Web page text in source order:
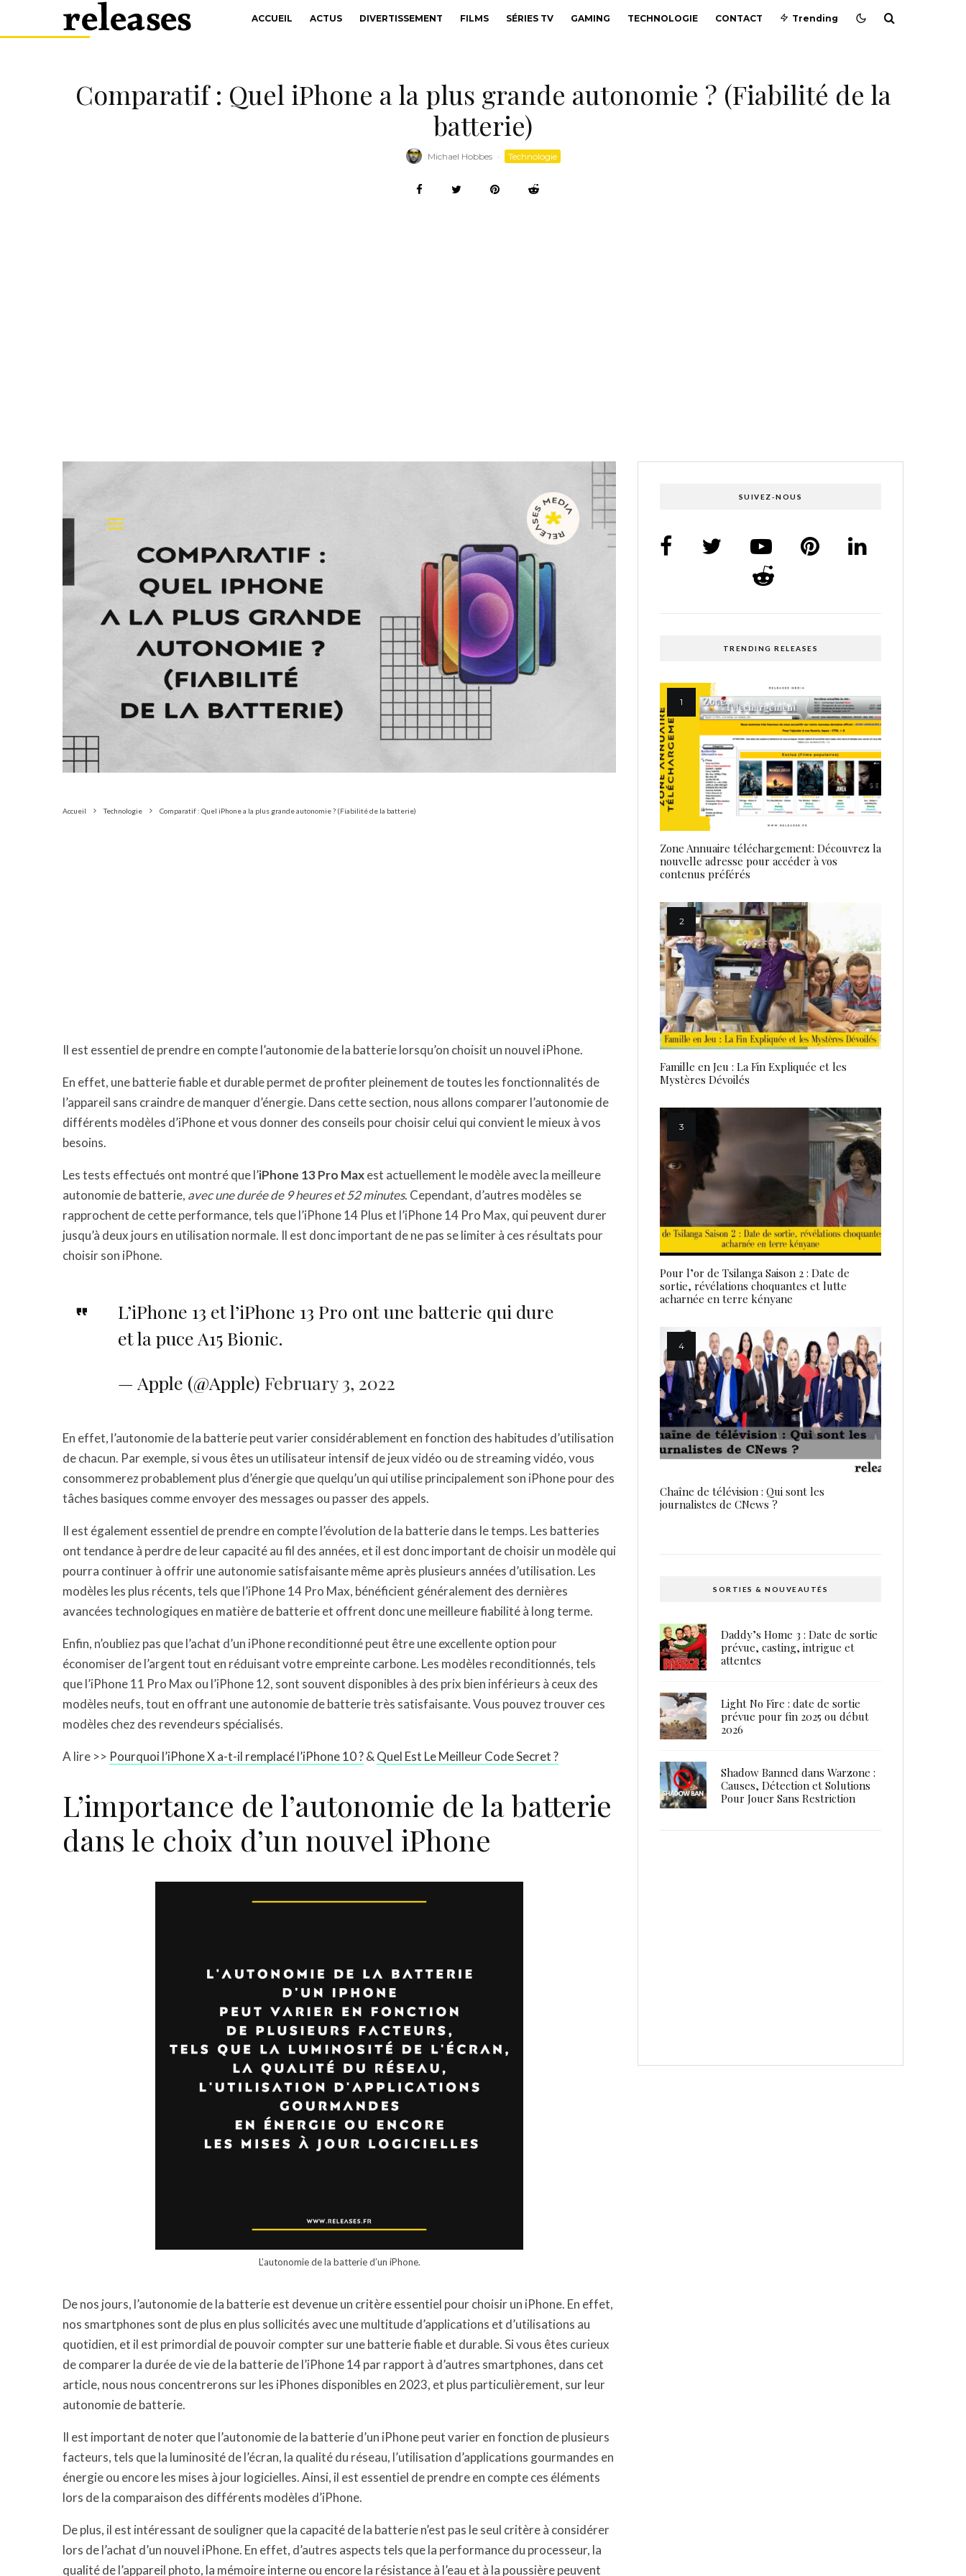
ACCUEIL ACTUS DIVERTISSEMENT FILMS SÉRIES TV GAMING TECHNOLOGIE CONTACT Trending
Comparatif : Quel iPhone a la plus grande autonomie ? (Fiabilité de la
batterie)
Michael Hobbes · Technologie
Accueil Technologie Comparatif : Quel iPhone a la plus grande autonomie ? (Fiabilité de la batterie)
Il est essentiel de prendre en compte l’autonomie de la batterie lorsqu’on choisit un nouvel iPhone.
En effet, une batterie fiable et durable permet de profiter pleinement de toutes les fonctionnalités de
l’appareil sans craindre de manquer d’énergie. Dans cette section, nous allons comparer l’autonomie de
différents modèles d’iPhone et vous donner des conseils pour choisir celui qui convient le mieux à vos
besoins.
Les tests effectués ont montré que l’iPhone 13 Pro Maxest actuellement le modèle avec la meilleure
autonomie de batterie, avec une durée de 9 heures et 52 minutes. Cependant, d’autres modèles se
rapprochent de cette performance, tels que l’iPhone 14 Plus et l’iPhone 14 Pro Max, qui peuvent durer
jusqu’à deux jours en utilisation normale. Il est donc important de ne pas se limiter à ces résultats pour
choisir son iPhone.
L’iPhone 13 et l’iPhone 13 Pro ont une batterie qui dure
et la puce A15 Bionic.
— Apple (@Apple) February 3, 2022
En effet, l’autonomie de la batterie peut varier considérablement en fonction des habitudes d’utilisation
de chacun. Par exemple, si vous êtes un utilisateur intensif de jeux vidéo ou de streaming vidéo, vous
consommerez probablement plus d’énergie que quelqu’un qui utilise principalement son iPhone pour des
tâches basiques comme envoyer des messages ou passer des appels.
Il est également essentiel de prendre en compte l’évolution de la batterie dans le temps. Les batteries
ont tendance à perdre de leur capacité au fil des années, et il est donc important de choisir un modèle qui
pourra continuer à offrir une autonomie satisfaisante même après plusieurs années d’utilisation. Les
modèles les plus récents, tels que l’iPhone 14 Pro Max, bénéficient généralement des dernières
avancées technologiques en matière de batterie et offrent donc une meilleure fiabilité à long terme.
Enfin, n’oubliez pas que l’achat d’un iPhone reconditionné peut être une excellente option pour
économiser de l’argent tout en réduisant votre empreinte carbone. Les modèles reconditionnés, tels
que l’iPhone 11 Pro Max ou l’iPhone 12, sont souvent disponibles à des prix bien inférieurs à ceux des
modèles neufs, tout en offrant une autonomie de batterie très satisfaisante. Vous pouvez trouver ces
modèles chez des revendeurs spécialisés.
A lire >> Pourquoi l’iPhone X a-t-il remplacé l’iPhone 10 ?& Quel Est Le Meilleur Code Secret ?
L’importance de l’autonomie de la batterie
dans le choix d’un nouvel iPhone
L’autonomie de la batterie d’un iPhone.
De nos jours, l’autonomie de la batterie est devenue un critère essentiel pour choisir un iPhone. En effet,
nos smartphones sont de plus en plus sollicités avec une multitude d’applications et d’utilisations au
quotidien, et il est primordial de pouvoir compter sur une batterie fiable et durable. Si vous êtes curieux
de comparer la durée de vie de la batterie de l’iPhone 14 par rapport à d’autres smartphones, dans cet
article, nous nous concentrerons sur les iPhones disponibles en 2023, et plus particulièrement, sur leur
autonomie de batterie.
Il est important de noter que l’autonomie de la batterie d’un iPhone peut varier en fonction de plusieurs
facteurs, tels que la luminosité de l’écran, la qualité du réseau, l’utilisation d’applications gourmandes en
énergie ou encore les mises à jour logicielles. Ainsi, il est essentiel de prendre en compte ces éléments
lors de la comparaison des différents modèles d’iPhone.
De plus, il est intéressant de souligner que la capacité de la batterie n’est pas le seul critère à considérer
lors de l’achat d’un nouvel iPhone. En effet, d’autres aspects tels que la performance du processeur, la
qualité de l’appareil photo, la mémoire interne ou encore la résistance à l’eau et à la poussière peuvent
SUIVEZ-NOUS
TRENDING RELEASES
Zone Annuaire téléchargement: Découvrez la
nouvelle adresse pour accéder à vos
contenus préférés
Famille en Jeu : La Fin Expliquée et les
Mystères Dévoilés
Pour l’or de Tsilanga Saison 2 : Date de
sortie, révélations choquantes et lutte
acharnée en terre kényane
Chaîne de télévision : Qui sont les
journalistes de CNews ?
SORTIES & NOUVEAUTÉS
Daddy’s Home 3 : Date de sortie
prévue, casting, intrigue et
attentes
Light No Fire : date de sortie
prévue pour fin 2025 ou début
2026
Shadow Banned dans Warzone :
Causes, Détection et Solutions
Pour Jouer Sans Restriction